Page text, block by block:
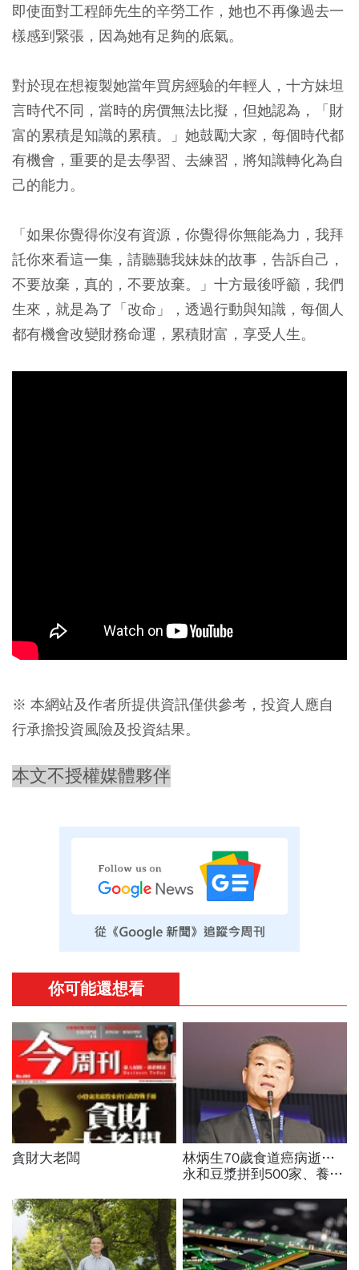
即使面對工程師先生的辛勞工作，她也不再像過去一
樣感到緊張，因為她有足夠的底氣。
對於現在想複製她當年買房經驗的年輕人，十方妹坦
言時代不同，當時的房價無法比擬，但她認為，「財
富的累積是知識的累積。」她鼓勵大家，每個時代都
有機會，重要的是去學習、去練習，將知識轉化為自
己的能力。
「如果你覺得你沒有資源，你覺得你無能為力，我拜
託你來看這一集，請聽聽我妹妹的故事，告訴自己，
不要放棄，真的，不要放棄。」十方最後呼籲，我們
生來，就是為了「改命」，透過行動與知識，每個人
都有機會改變財務命運，累積財富，享受人生。
※ 本網站及作者所提供資訊僅供參考，投資人應自
行承擔投資風險及投資結果。
本文不授權媒體夥伴